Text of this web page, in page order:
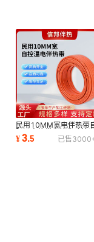
民用10MM宽电伴热带
限温电热带水管化冰管
冻维温加热带厂家
¥3.5 已售